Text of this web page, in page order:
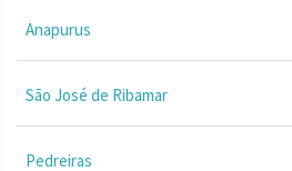
Anapurus
São José de Ribamar
Pedreiras